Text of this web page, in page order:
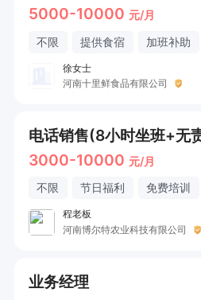
5000-10000 元/月
不限 提供食宿 加班补助
徐女士
河南十里鲜食品有限公司
电话销售(8小时坐班+无
3000-10000 元/月
不限 节日福利 免费培训
程老板
河南博尔特农业科技有限公司
业务经理